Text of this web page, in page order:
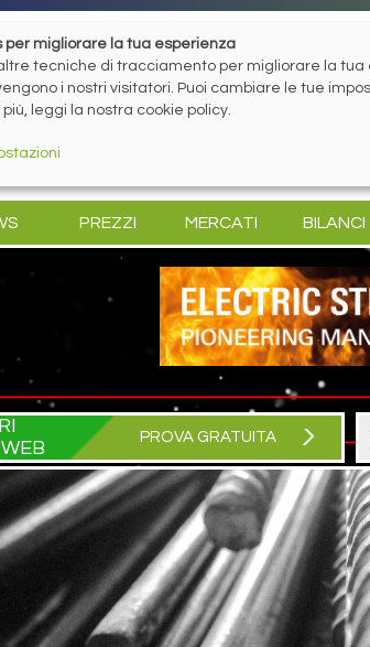
PREZZI MERCATI BILANCI
PROVA GRATUITA
per migliorare la tua esperienza
tecniche di tracciamento per migliorare la
i nostri visitatori. Puoi cambiare le tue
leggi la nostra cookie policy.